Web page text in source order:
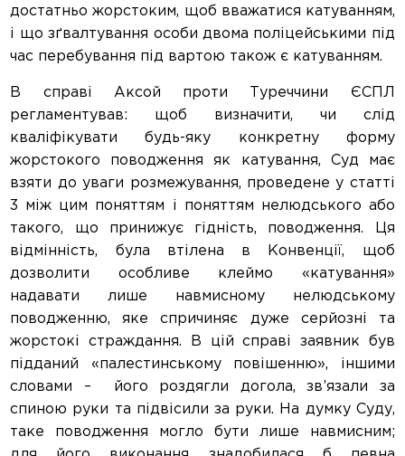
достатньо жорстоким, щоб вважатися катуванням,
і що зґвалтування особи двома поліцейськими під
час перебування під вартою також є катуванням.
В справі Аксой проти Туреччини ЄСПЛ
регламентував: щоб визначити, чи слід
кваліфікувати будь-яку конкретну форму
жорстокого поводження як катування, Суд має
взяти до уваги розмежування, проведене у статті
3 між цим поняттям і поняттям нелюдського або
такого, що принижує гідність, поводження. Ця
відмінність, була втілена в Конвенції, щоб
дозволити особливе клеймо «катування»
надавати лише навмисному нелюдському
поводженню, яке спричиняє дуже серйозні та
жорстокі страждання. В цій справі заявник був
підданий «палестинському повішенню», іншими
словами – його роздягли догола, зв’язали за
спиною руки та підвісили за руки. На думку Суду,
таке поводження могло бути лише навмисним;